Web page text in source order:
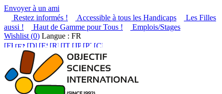
Envoyer à un ami
Restez informés !
Accessible à tous les Handicaps
Les Filles
aussi !
Haut de Gamme pour Tous !
Emplois/Stages
Wishlist (0) Langue : FR